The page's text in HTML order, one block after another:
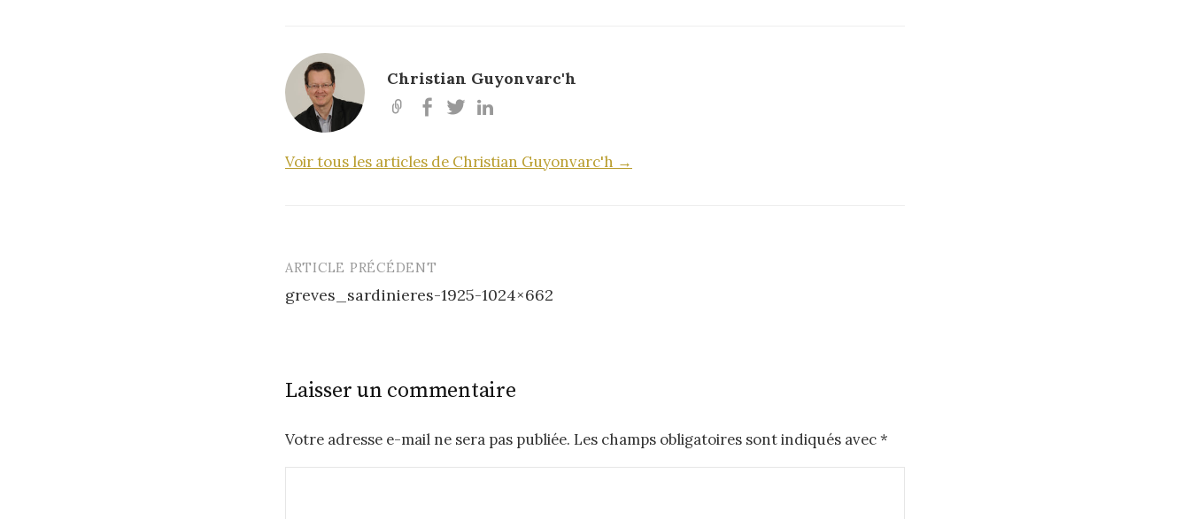
Christian Guyonvarc'h
Voir tous les articles de Christian Guyonvarc'h →
Post
navigation
ARTICLE PRÉCÉDENT
greves_sardinieres-1925-1024×662
Laisser un commentaire
Votre adresse e-mail ne sera pas publiée. Les champs obligatoires sont indiqués avec*